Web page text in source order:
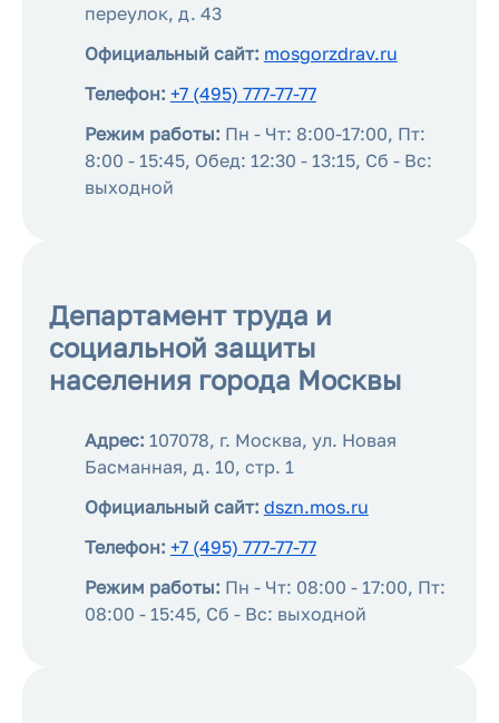
переулок, д. 43
Официальный сайт: mosgorzdrav.ru
Телефон: +7 (495) 777-77-77
Режим работы: Пн - Чт: 8:00-17:00, Пт:
8:00 - 15:45, Обед: 12:30 - 13:15, Сб - Вс:
выходной
Департамент труда и
социальной защиты
населения города Москвы
Адрес: 107078, г. Москва, ул. Новая
Басманная, д. 10, стр. 1
Официальный сайт: dszn.mos.ru
Телефон: +7 (495) 777-77-77
Режим работы: Пн - Чт: 08:00 - 17:00, Пт:
08:00 - 15:45, Сб - Вс: выходной